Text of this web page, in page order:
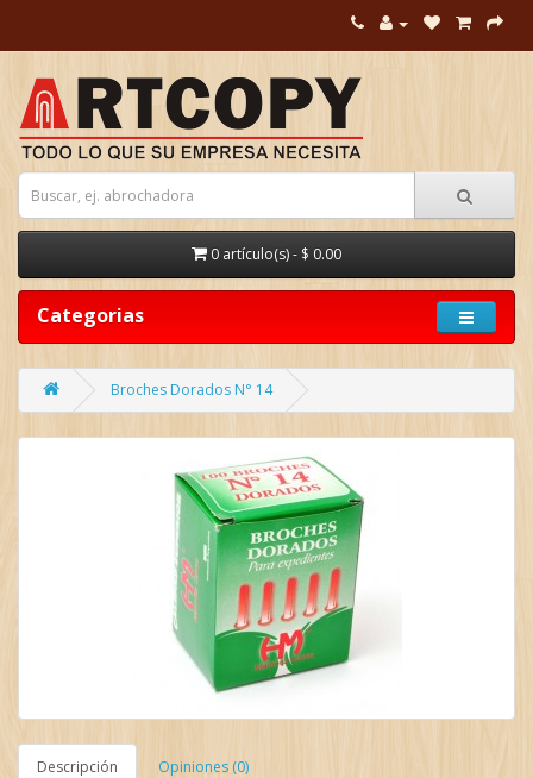
0 artículo(s) - $ 0.00
Categorias
Broches Dorados N° 14
Descripción Opiniones (0)